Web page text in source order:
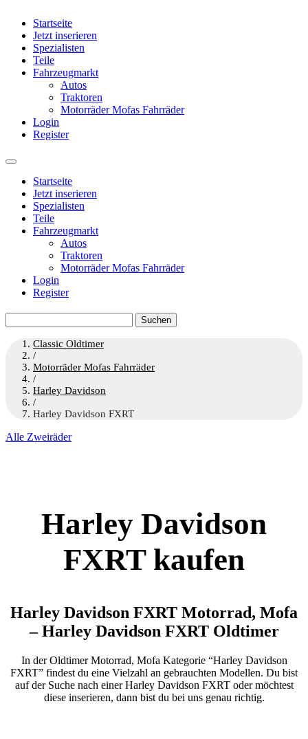
Startseite
Jetzt inserieren
Spezialisten
Teile
Fahrzeugmarkt
Autos
Traktoren
Motorräder Mofas Fahrräder
Login
Register
Startseite
Jetzt inserieren
Spezialisten
Teile
Fahrzeugmarkt
Autos
Traktoren
Motorräder Mofas Fahrräder
Login
Register
nach:
Classic Oldtimer
/
Motorräder Mofas Fahrräder
/
Harley Davidson
/
Harley Davidson FXRT
Alle Zweiräder
Harley Davidson
FXRT kaufen
Harley Davidson FXRT Motorrad, Mofa
– Harley Davidson FXRT Oldtimer
In der Oldtimer Motorrad, Mofa Kategorie “Harley Davidson
FXRT” findest du eine Vielzahl an gebrauchten Modellen. Du bist
auf der Suche nach einer Harley Davidson FXRT oder möchtest
diese inserieren, dann bist du bei uns genau richtig.